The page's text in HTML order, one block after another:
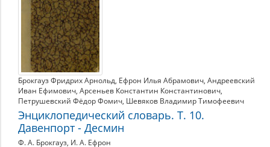
Брокгауз Фридрих Арнольд, Ефрон Илья Абрамович, Андреевский
Иван Ефимович, Арсеньев Константин Константинович,
Петрушевский Фёдор Фомич, Шевяков Владимир Тимофеевич
Энциклопедический словарь. Т. 10.
Давенпорт - Десмин
Ф. А. Брокгауз, И. А. Ефрон